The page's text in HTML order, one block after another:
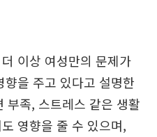
이상 여성만의 문제가
을 주고 있다고 설명한
부족, 스트레스 같은 생활
영향을 줄 수 있으며,